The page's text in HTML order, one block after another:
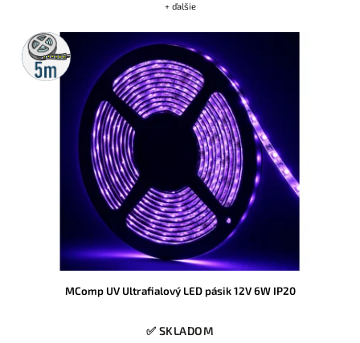
+ ďalšie
5m
rolka
MComp UV Ultrafialový LED pásik 12V 6W IP20
✅ SKLADOM